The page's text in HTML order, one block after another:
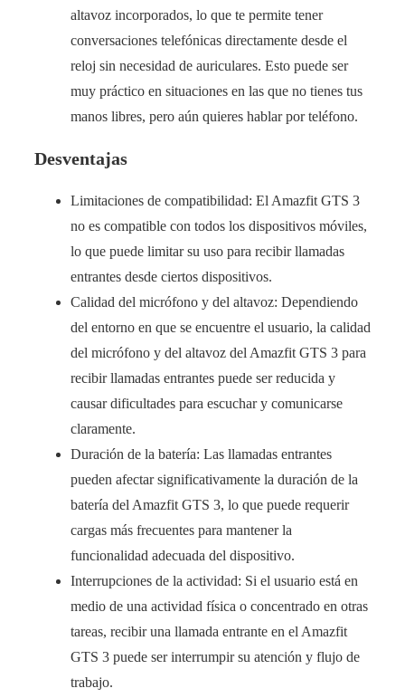
altavoz incorporados, lo que te permite tener
conversaciones telefónicas directamente desde el
reloj sin necesidad de auriculares. Esto puede ser
muy práctico en situaciones en las que no tienes tus
manos libres, pero aún quieres hablar por teléfono.
Desventajas
Limitaciones de compatibilidad: El Amazfit GTS 3
no es compatible con todos los dispositivos móviles,
lo que puede limitar su uso para recibir llamadas
entrantes desde ciertos dispositivos.
Calidad del micrófono y del altavoz: Dependiendo
del entorno en que se encuentre el usuario, la calidad
del micrófono y del altavoz del Amazfit GTS 3 para
recibir llamadas entrantes puede ser reducida y
causar dificultades para escuchar y comunicarse
claramente.
Duración de la batería: Las llamadas entrantes
pueden afectar significativamente la duración de la
batería del Amazfit GTS 3, lo que puede requerir
cargas más frecuentes para mantener la
funcionalidad adecuada del dispositivo.
Interrupciones de la actividad: Si el usuario está en
medio de una actividad física o concentrado en otras
tareas, recibir una llamada entrante en el Amazfit
GTS 3 puede ser interrumpir su atención y flujo de
trabajo.